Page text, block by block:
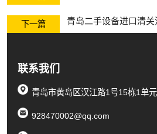
下一篇 青岛二手设备进口清关
联系我们
青岛市黄岛区汉江路1号15栋1单
928470002@qq.com